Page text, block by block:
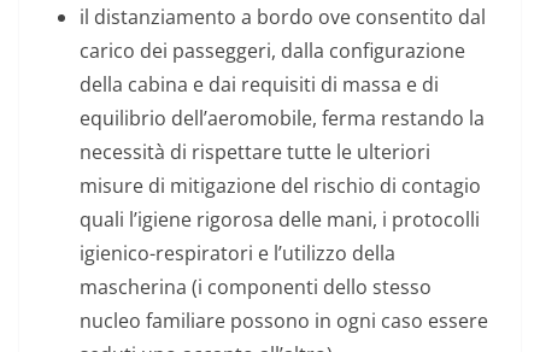
il distanziamento a bordo ove consentito dal
carico dei passeggeri, dalla configurazione
della cabina e dai requisiti di massa e di
equilibrio dell’aeromobile, ferma restando la
necessità di rispettare tutte le ulteriori
misure di mitigazione del rischio di contagio
quali l’igiene rigorosa delle mani, i protocolli
igienico-respiratori e l’utilizzo della
mascherina (i componenti dello stesso
nucleo familiare possono in ogni caso essere